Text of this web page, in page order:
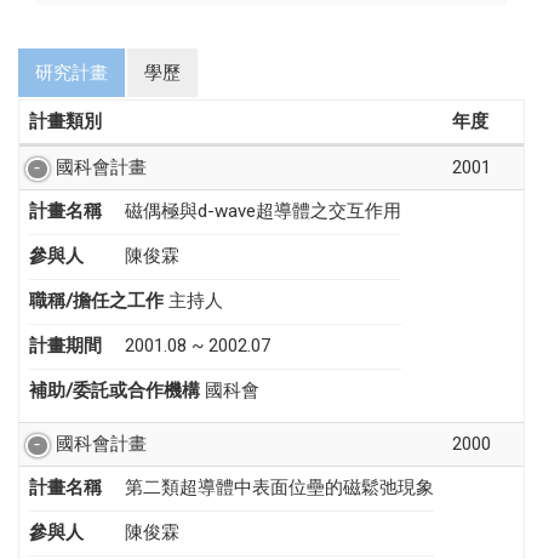
研究計畫 學歷
計畫類別 年度
國科會計畫
2001
計畫名稱
磁偶極與d-wave超導體之交互作用
參與人 陳俊霖
職稱/擔任之工作 主持人
計畫期間 2001.08 ~ 2002.07
補助/委託或合作機構 國科會
國科會計畫
2000
計畫名稱
第二類超導體中表面位壘的磁鬆弛現象
參與人 陳俊霖